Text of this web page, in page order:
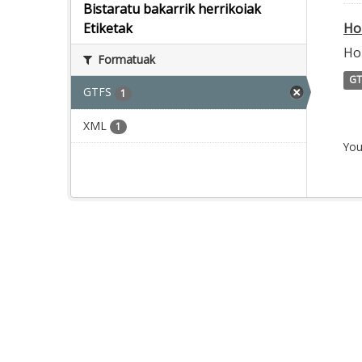
Bistaratu bakarrik herrikoiak
Etiketak
Formatuak
GTFS 1
XML 1